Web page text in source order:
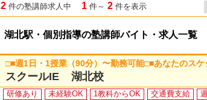
2 件の塾講師求人中 1 件～ 2 件を表示
湖北駅・個別指導の塾講師バイト・求人一覧
□■週1日・1授業（90分）〜勤務可能□■あなたのス
スクールIE 湖北校
研修あり 未経験OK 1教科からOK 交通費支給